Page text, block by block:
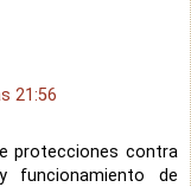
21:56
protecciones contra
funcionamiento de